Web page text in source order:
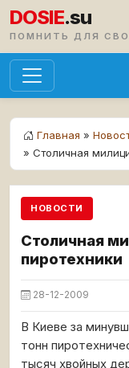
DOSIE.su
ПОМНИТЬ ДЛЯ
Главная »
» Столичная
НОВОСТИ
Столичная
пиротехники
28-12-2009
В Киеве за
тонн
тысяч хвойных